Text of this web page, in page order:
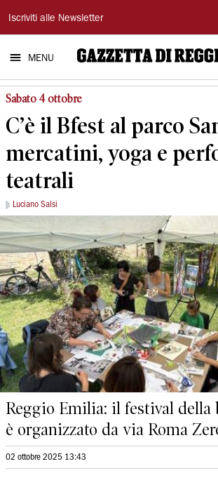
Gazzetta
di
Reggio
Iscriviti alle Newsletter
MENU
Sabato 4 ottobre
C’è il Bfest al parco
mercatini, yoga e
teatrali
Luciano Salsi
Reggio Emilia: il festival
è organizzato da via Roma
02 ottobre 2025 13:43